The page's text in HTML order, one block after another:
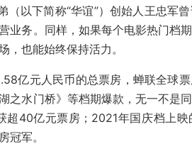
（以下简称“华谊”）创始人王忠军
业务。同样，如果每个电影热门档
，也能始终保持活力。
亿元人民币的总票房，蝉联全球票
之水门桥》等档期爆款，无一不是
超40亿元票房；2021年国庆档上
冠军。